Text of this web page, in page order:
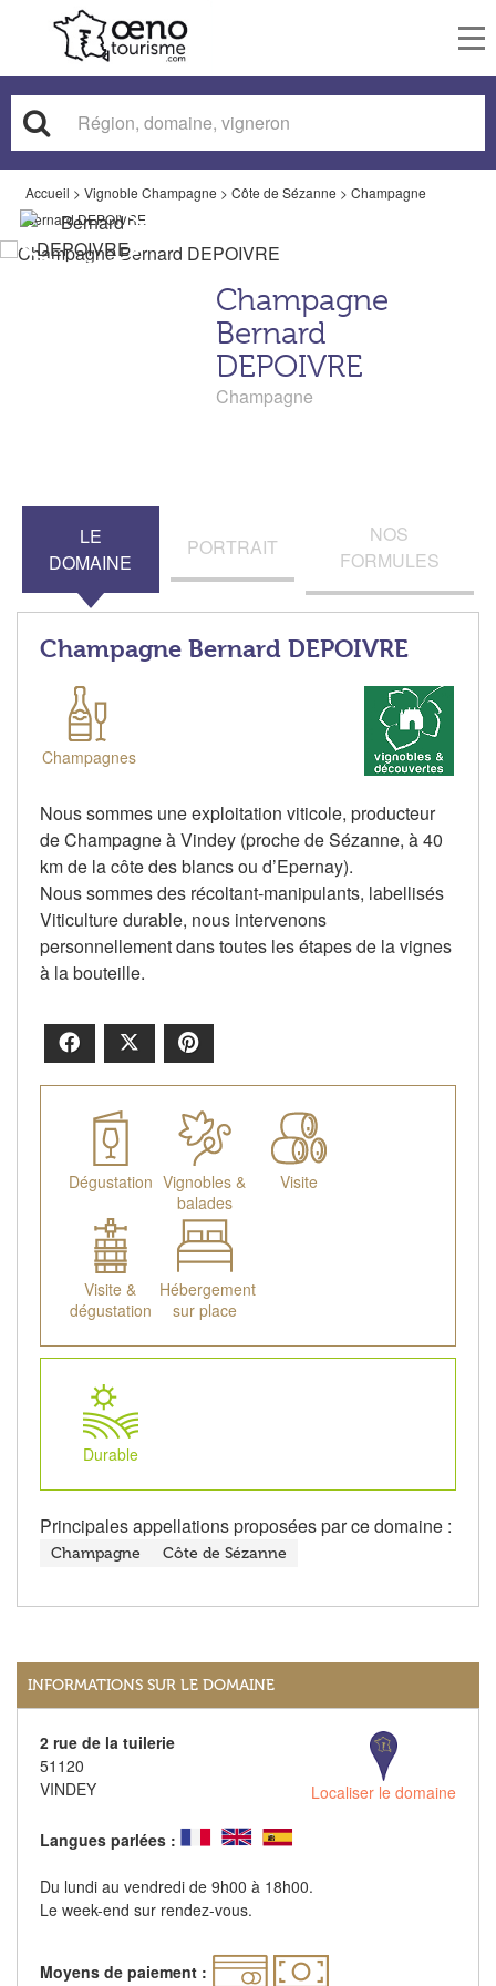
Accueil > Vignoble Champagne > Côte de Sézanne > Champagne
Bernard DEPOIVRE
Champagne
Bernard
DEPOIVRE
Champagne
LE
DOMAINE
PORTRAIT
NOS
FORMULES
Champagne Bernard DEPOIVRE
Champagnes
Nous sommes une exploitation viticole, producteur
de Champagne à Vindey (proche de Sézanne, à 40
km de la côte des blancs ou d’Epernay).
Nous sommes des récoltant-manipulants, labellisés
Viticulture durable, nous intervenons
personnellement dans toutes les étapes de la vignes
à la bouteille.
Facebook
Dégustation Vignobles &
balades
Visite
Visite &
dégustation
Hébergement
sur place
Durable
Principales appellations proposées par ce domaine :
Champagne Côte de Sézanne
INFORMATIONS SUR LE DOMAINE
2 rue de la tuilerie
51120
VINDEY
Localiser le domaine
Langues parlées :
Du lundi au vendredi de 9h00 à 18h00.
Le week-end sur rendez-vous.
Moyens de paiement :